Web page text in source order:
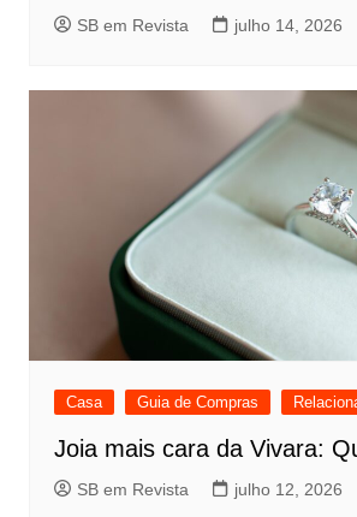
SB em Revista julho 14, 2026
Casa Guia de Compras
Joia mais cara da Vivara:
SB em Revista julho 12, 2026